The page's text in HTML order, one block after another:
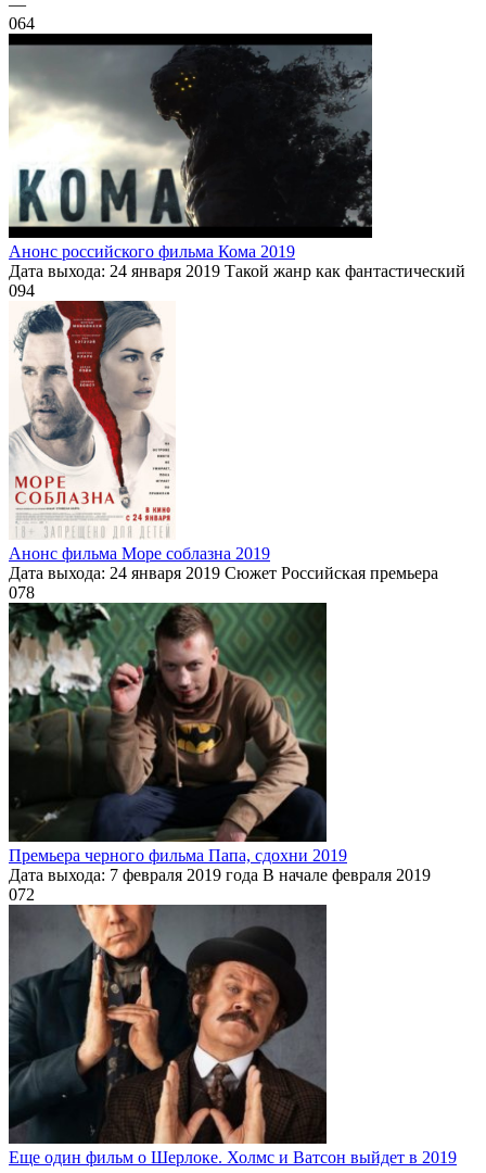
064
Анонс российского фильма Кома 2019
Дата выхода: 24 января 2019 Такой жанр как фантастический
094
Анонс фильма Море соблазна 2019
Дата выхода: 24 января 2019 Сюжет Российская премьера
078
Премьера черного фильма Папа, сдохни 2019
Дата выхода: 7 февраля 2019 года В начале февраля 2019
072
Еще один фильм о Шерлоке. Холмс и Ватсон выйдет в 2019